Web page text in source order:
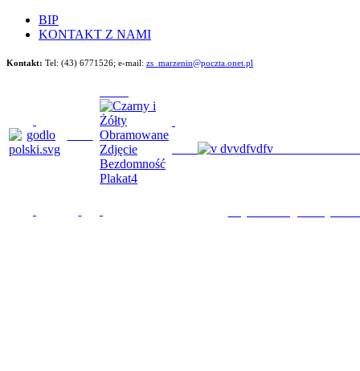
BIP
KONTAKT Z NAMI
Kontakt: Tel: (43) 6771526; e-mail: zs_marzenin@poczta.onet.pl